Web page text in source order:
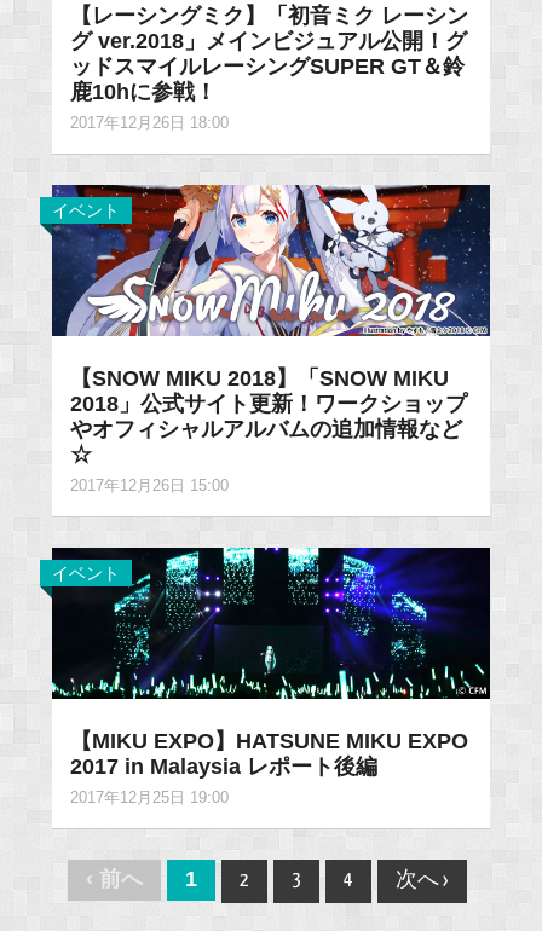
【レーシングミク】「初音ミク レーシン
グ ver.2018」メインビジュアル公開！グ
ッドスマイルレーシングSUPER GT＆鈴
鹿10hに参戦！
2017年12月26日 18:00
イベント
【SNOW MIKU 2018】「SNOW MIKU
2018」公式サイト更新！ワークショップ
やオフィシャルアルバムの追加情報など
☆
2017年12月26日 15:00
イベント
【MIKU EXPO】HATSUNE MIKU EXPO
2017 in Malaysia レポート後編
2017年12月25日 19:00
Post
navigation
‹ 前へ 1 2 3 4 次へ ›